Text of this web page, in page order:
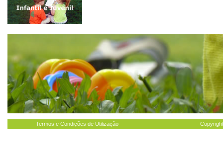
Termos e Condições de Utilização